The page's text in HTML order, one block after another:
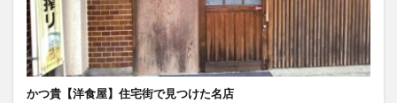
かつ貴【洋食屋】住宅街で見つけた名店